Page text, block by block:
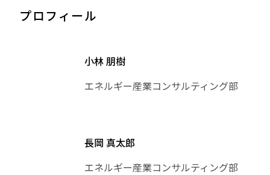
プロフィール
小林 朋樹
エネルギー産業コンサルティング部
長岡 真太郎
エネルギー産業コンサルティング部